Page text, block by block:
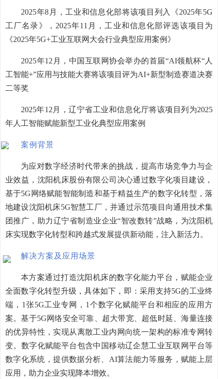
2025年8 月，工业和信息化部将该项目列入《2025年5G
工厂名录》， 2025年11 月，工业和信息化部评选该项目为
《2025年5G+工业互联网大会行业典型应用案例》
2025年12 月，中国互联网协会举办的首届“AI领航杯“人
工智能+”应用与技能大赛将该项目评为AI+新型制造赛道决赛
二等奖
2025年12 月，辽宁省工业和信息化厅将该项目列为2025
年人工智能赋能新型工业化典型应用案例
案例背景
为应对数字经济时代带来的挑战，提高市场竞争力与企
业效益，沈阳机床股份有限公司决心通过数字化项目建设，
基于5G 网络赋能智能制造和基于精益生产的数字化转型，落
地建设沈阳机床5G智慧工厂，并通过示范项目向通用技术集
团推广，助力辽宁省制造业企业“智改数转”战略，为沈阳机
床实现数字化转型和跨越式发展提供新动能，注入新活力。
解决方案及应用场景
本方案通过打造沈阳机床的数字化能力平台，赋能企业
全面数字化转型升级，具体如下，即：采用支持5G的工业终
端， 1 张5G工业专网， 1 个数字化赋能平台和相应的应用方
案。基于5G网络安全可靠、超大带宽、超低时延、海量连接
的优异特性，实现从离散工业内网向统一架构的标准专网转
变。数字化赋能平台包含中国移动辽企慧工业互联网平台等
数字化系统，提供数据分析、 AI算法能力等服务，赋能上层
应用，助力企业实现降本增效。